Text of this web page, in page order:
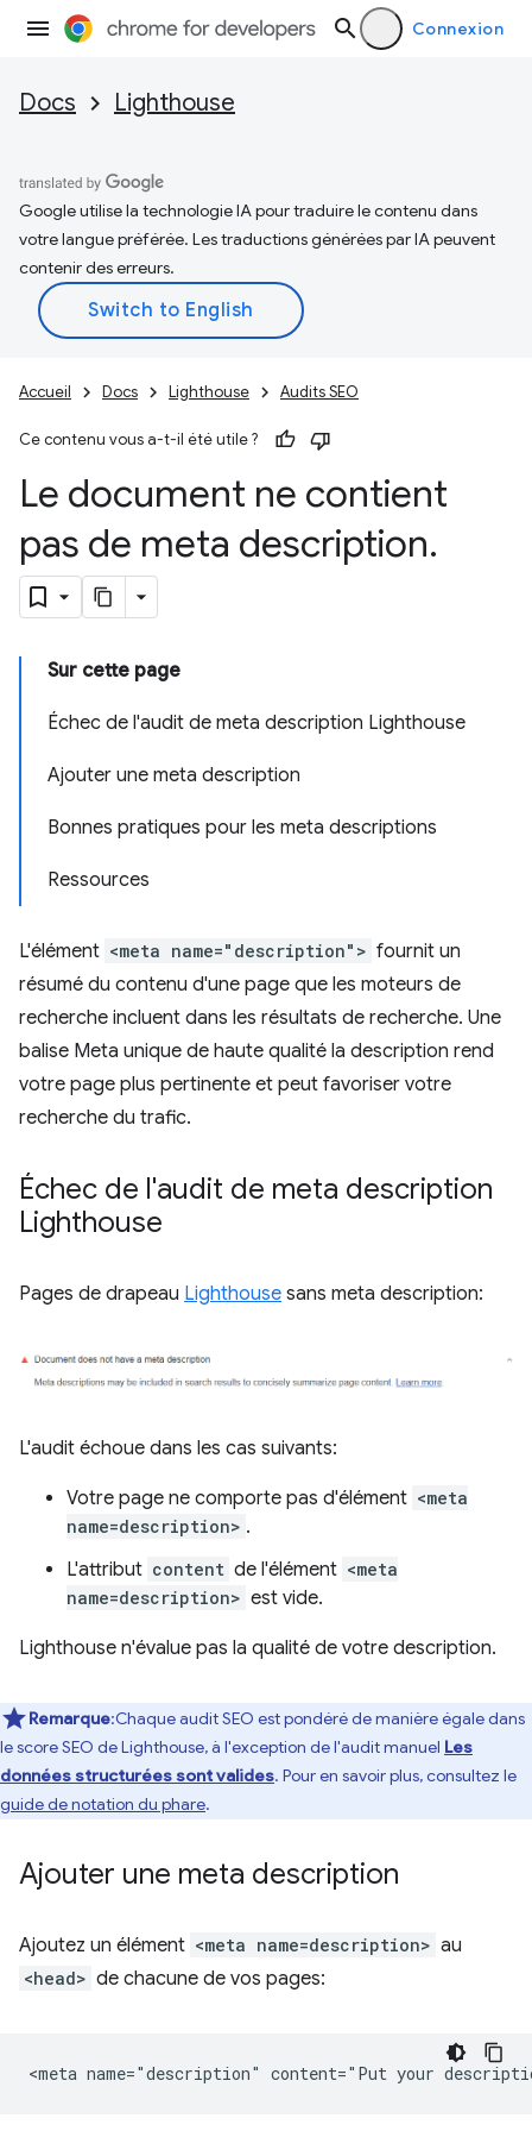
Connexion
Docs Lighthouse
Google utilise la technologie IA pour traduire le contenu dans
votre langue préférée. Les traductions générées par IA peuvent
contenir des erreurs.
Accueil Docs Lighthouse Audits SEO
Ce contenu vous a-t-il été utile ?
Le document ne contient
pas de meta description.
Sur cette page
Échec de l'audit de meta description Lighthouse
Ajouter une meta description
Bonnes pratiques pour les meta descriptions
Ressources
L'élément <meta name="description"> fournit un
résumé du contenu d'une page que les moteurs de
recherche incluent dans les résultats de recherche. Une
balise Meta unique de haute qualité la description rend
votre page plus pertinente et peut favoriser votre
recherche du trafic.
Échec de l'audit de meta description
Lighthouse
Pages de drapeau Lighthouse sans meta description:
L'audit échoue dans les cas suivants:
Votre page ne comporte pas d'élément <meta
name=description> .
L'attribut content de l'élément <meta
name=description> est vide.
Lighthouse n'évalue pas la qualité de votre description.
Remarque:Chaque audit SEO est pondéré de manière égale dans
le score SEO de Lighthouse, à l'exception de l'audit manuel Les
données structurées sont valides. Pour en savoir plus, consultez le
guide de notation du phare.
Ajouter une meta description
Ajoutez un élément <meta name=description> au
<head> de chacune de vos pages: